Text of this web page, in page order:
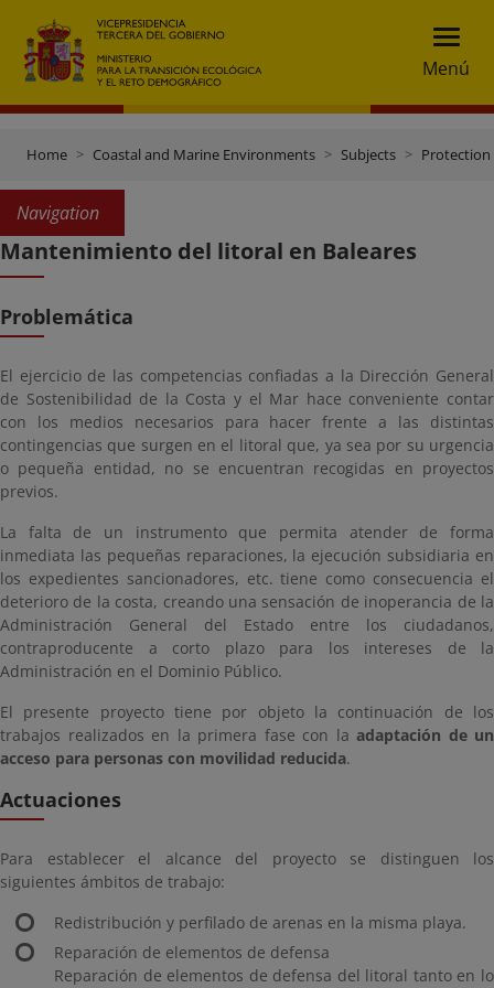
Menú
Home Coastal and Marine Environments Subjects
Navigation
Mantenimiento del litoral en Baleares
Problemática
El ejercicio de las competencias confiadas a la Dirección General
de Sostenibilidad de la Costa y el Mar hace conveniente contar
con los medios necesarios para hacer frente a las distintas
contingencias que surgen en el litoral que, ya sea por su urgencia
o pequeña entidad, no se encuentran recogidas en proyectos
previos.
La falta de un instrumento que permita atender de forma
inmediata las pequeñas reparaciones, la ejecución subsidiaria en
los expedientes sancionadores, etc. tiene como consecuencia el
deterioro de la costa, creando una sensación de inoperancia de la
Administración General del Estado entre los ciudadanos,
contraproducente a corto plazo para los intereses de la
Administración en el Dominio Público.
El presente proyecto tiene por objeto la continuación de los
trabajos realizados en la primera fase con la adaptación de un
acceso para personas con movilidad reducida.
Actuaciones
Para establecer el alcance del proyecto se distinguen los
siguientes ámbitos de trabajo:
Redistribución y perfilado de arenas en la misma playa.
Reparación de elementos de defensa
Reparación de elementos de defensa del litoral tanto en lo